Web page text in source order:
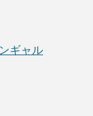
ギャル